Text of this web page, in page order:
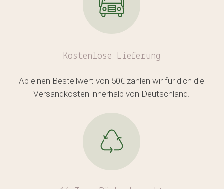
Kostenlose Lieferung
Ab einen Bestellwert von 50€ zahlen wir für dich die
Versandkosten innerhalb von Deutschland.